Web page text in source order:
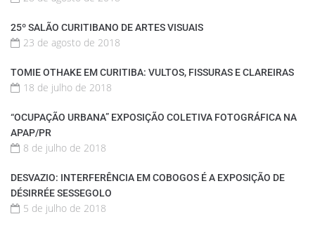
25º SALÃO CURITIBANO DE ARTES VISUAIS
23 de agosto de 2018
TOMIE OTHAKE EM CURITIBA: VULTOS, FISSURAS E CLAREIRAS
18 de julho de 2018
“OCUPAÇÃO URBANA” EXPOSIÇÃO COLETIVA FOTOGRÁFICA NA
APAP/PR
8 de julho de 2018
DESVAZIO: INTERFERÊNCIA EM COBOGOS É A EXPOSIÇÃO DE
DÉSIRRÉE SESSEGOLO
5 de julho de 2018